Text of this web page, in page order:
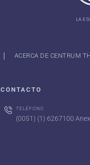
LA
ACERCA DE CENTRUM
CONTACTO
TELÉFONO
(0051) (1) 6267100